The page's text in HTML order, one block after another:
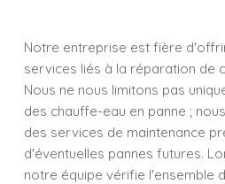
Notre entreprise est fière
services liés à la réparation de
Nous ne nous limitons pas
des chauffe-eau en panne ;
des services de maintenance
d'éventuelles pannes futures.
notre équipe vérifie l'ensemble